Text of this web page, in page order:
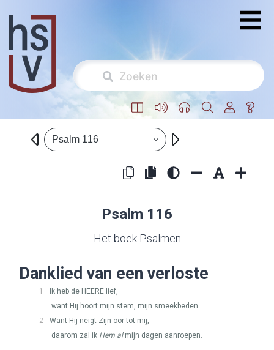
Psalm 116
Psalm 116
Het boek Psalmen
Danklied van een verloste
1 Ik heb de HEERE lief,
want Hij hoort mijn stem, mijn smeekbeden.
2
Want Hij neigt Zijn oor tot mij,
daarom zal ik Hem almijn dagen aanroepen.